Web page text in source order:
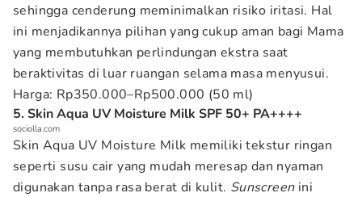
sehingga cenderung meminimalkan risiko iritasi. Hal
ini menjadikannya pilihan yang cukup aman bagi Mama
yang membutuhkan perlindungan ekstra saat
beraktivitas di luar ruangan selama masa menyusui.
Harga: Rp350.000–Rp500.000 (50 ml)
5. Skin Aqua UV Moisture Milk SPF 50+ PA++++
sociolla.com
Skin Aqua UV Moisture Milk memiliki tekstur ringan
seperti susu cair yang mudah meresap dan nyaman
digunakan tanpa rasa berat di kulit. Sunscreenini